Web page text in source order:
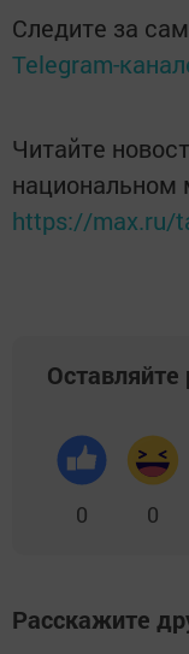
Следите за
Telegram-
Читайте
https://max.ru/
Оставляйте
0 0
Расскажите